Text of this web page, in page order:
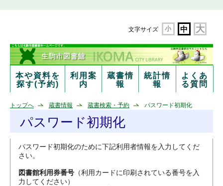
文字サイズ 小 中 大
本や資料を
探す(予約)
利用案
内
蔵書情
報
統計情
報
よくあ
る質問
トップへ 蔵書情報 蔵書検索・予約 パスワード初期化
パスワード初期化
パスワード初期化のために下記利用者情報を入力してくだ
さい。
図書館利用券番号 （利用カードに印刷されている番号を入
力してください）